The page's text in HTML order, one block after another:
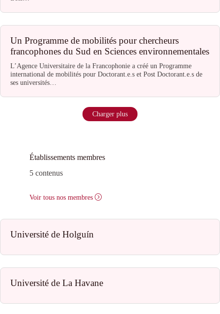
Un Programme de mobilités pour chercheurs
francophones du Sud en Sciences environnementales
L’Agence Universitaire de la Francophonie a créé un Programme
international de mobilités pour Doctorant.e.s et Post Doctorant.e.s de
ses universités…
Charger plus
Établissements membres
5 contenus
Voir tous nos membres
Université de Holguín
Université de La Havane